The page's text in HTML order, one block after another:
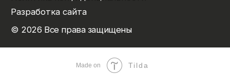
Made on Tilda